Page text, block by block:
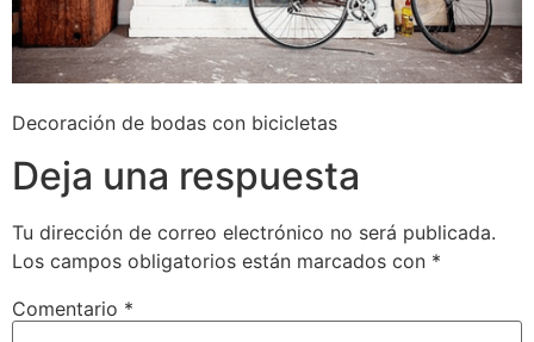
Decoración de bodas con bicicletas
Deja una respuesta
Tu dirección de correo electrónico no será publicada.
Los campos obligatorios están marcados con *
Comentario *